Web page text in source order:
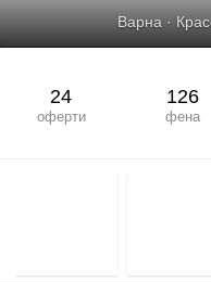
Варна·
24
оферти
126
фена